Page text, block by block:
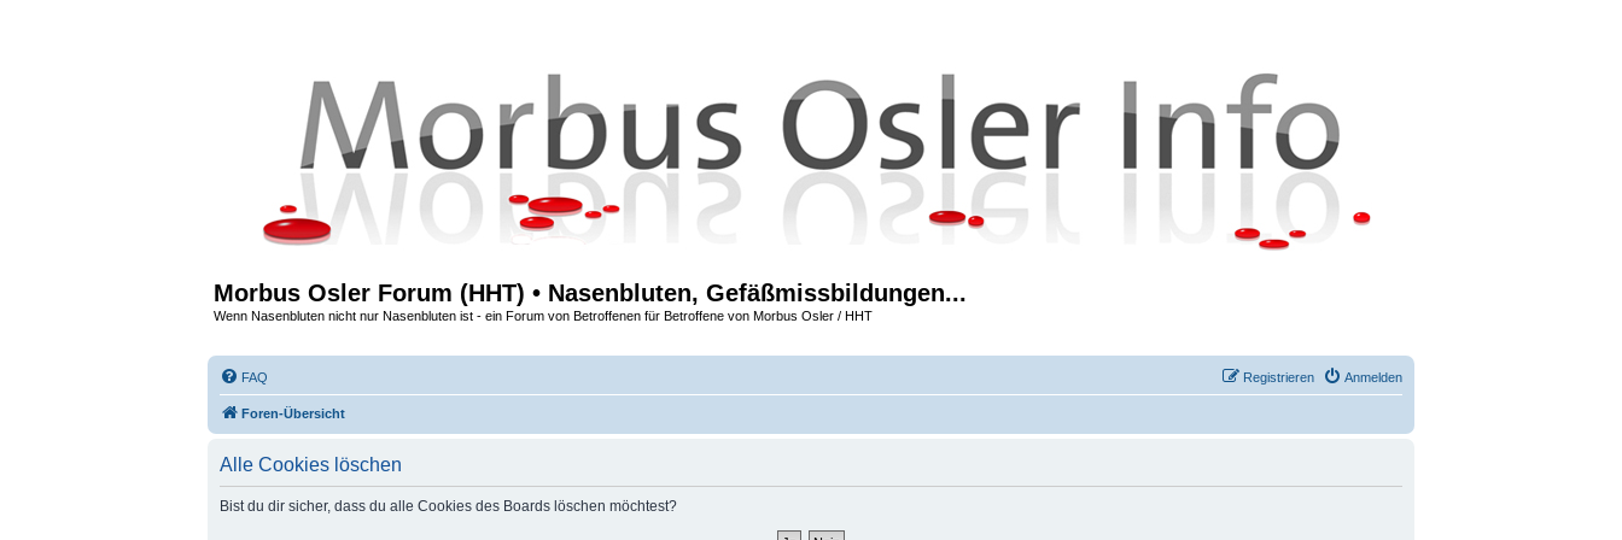
Morbus Osler Forum (HHT) • Nasenbluten, Gefäßmissbildungen...
Wenn Nasenbluten nicht nur Nasenbluten ist - ein Forum von Betroffenen für Betroffene von Morbus Osler / HHT
FAQ Anmelden
Registrieren
Foren-Übersicht
Alle Cookies löschen
Bist du dir sicher, dass du alle Cookies des Boards löschen möchtest?